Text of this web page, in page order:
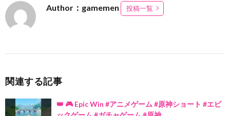
Author：gamemen 投稿一覧
関連する記事
👑 🎮 Epic Win #アニメゲーム #原神ショート #エピ